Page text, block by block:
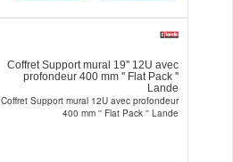
Coffret Support mural 19'' 12U avec
profondeur 400 mm '' Flat Pack ''
Lande
Coffret Support mural 12U avec profondeur
400 mm '' Flat Pack '' Lande